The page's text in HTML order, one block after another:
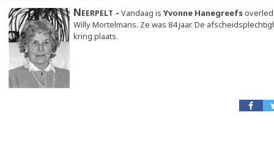
Neerpelt Vandaag is Yvonne Hanegreefs
Willy Mortelmans. Ze was 84 jaar. De
kring plaats.